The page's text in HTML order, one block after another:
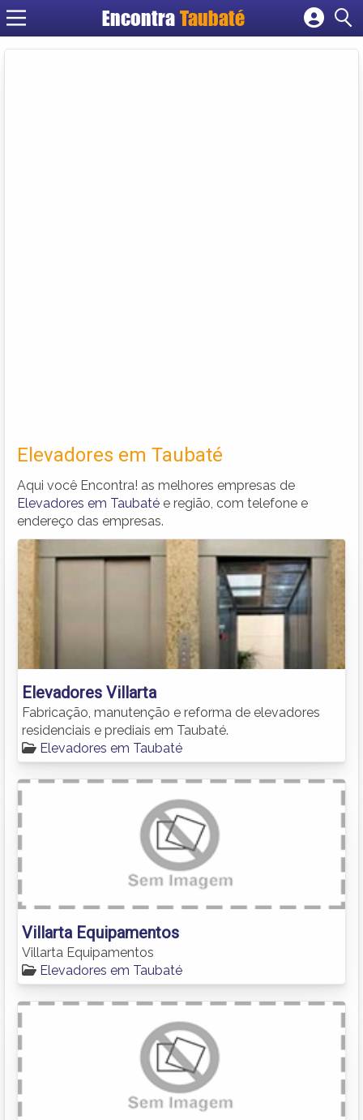
EncontraTaubaté
Cadastrar empresa
Elevadores em Taubaté
Aqui você Encontra! as melhores empresas de
Elevadores em Taubaté e região, com telefone e
endereço das empresas.
Elevadores Villarta
Fabricação, manutenção e reforma de elevadores
residenciais e prediais em Taubaté.
Elevadores em Taubaté
Villarta Equipamentos
Villarta Equipamentos
Elevadores em Taubaté